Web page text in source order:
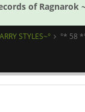
of Ragnarok
STYLES~° °* 58